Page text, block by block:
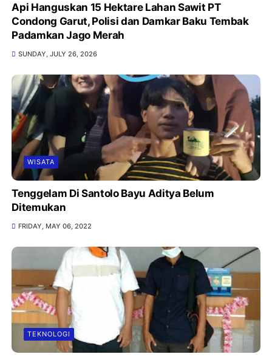
Api Hanguskan 15 Hektare Lahan Sawit PT
Condong Garut, Polisi dan Damkar Baku Tembak
Padamkan Jago Merah
SUNDAY, JULY 26, 2026
WISATA
Tenggelam Di Santolo Bayu Aditya Belum
Ditemukan
FRIDAY, MAY 06, 2022
TEKNOLOGI